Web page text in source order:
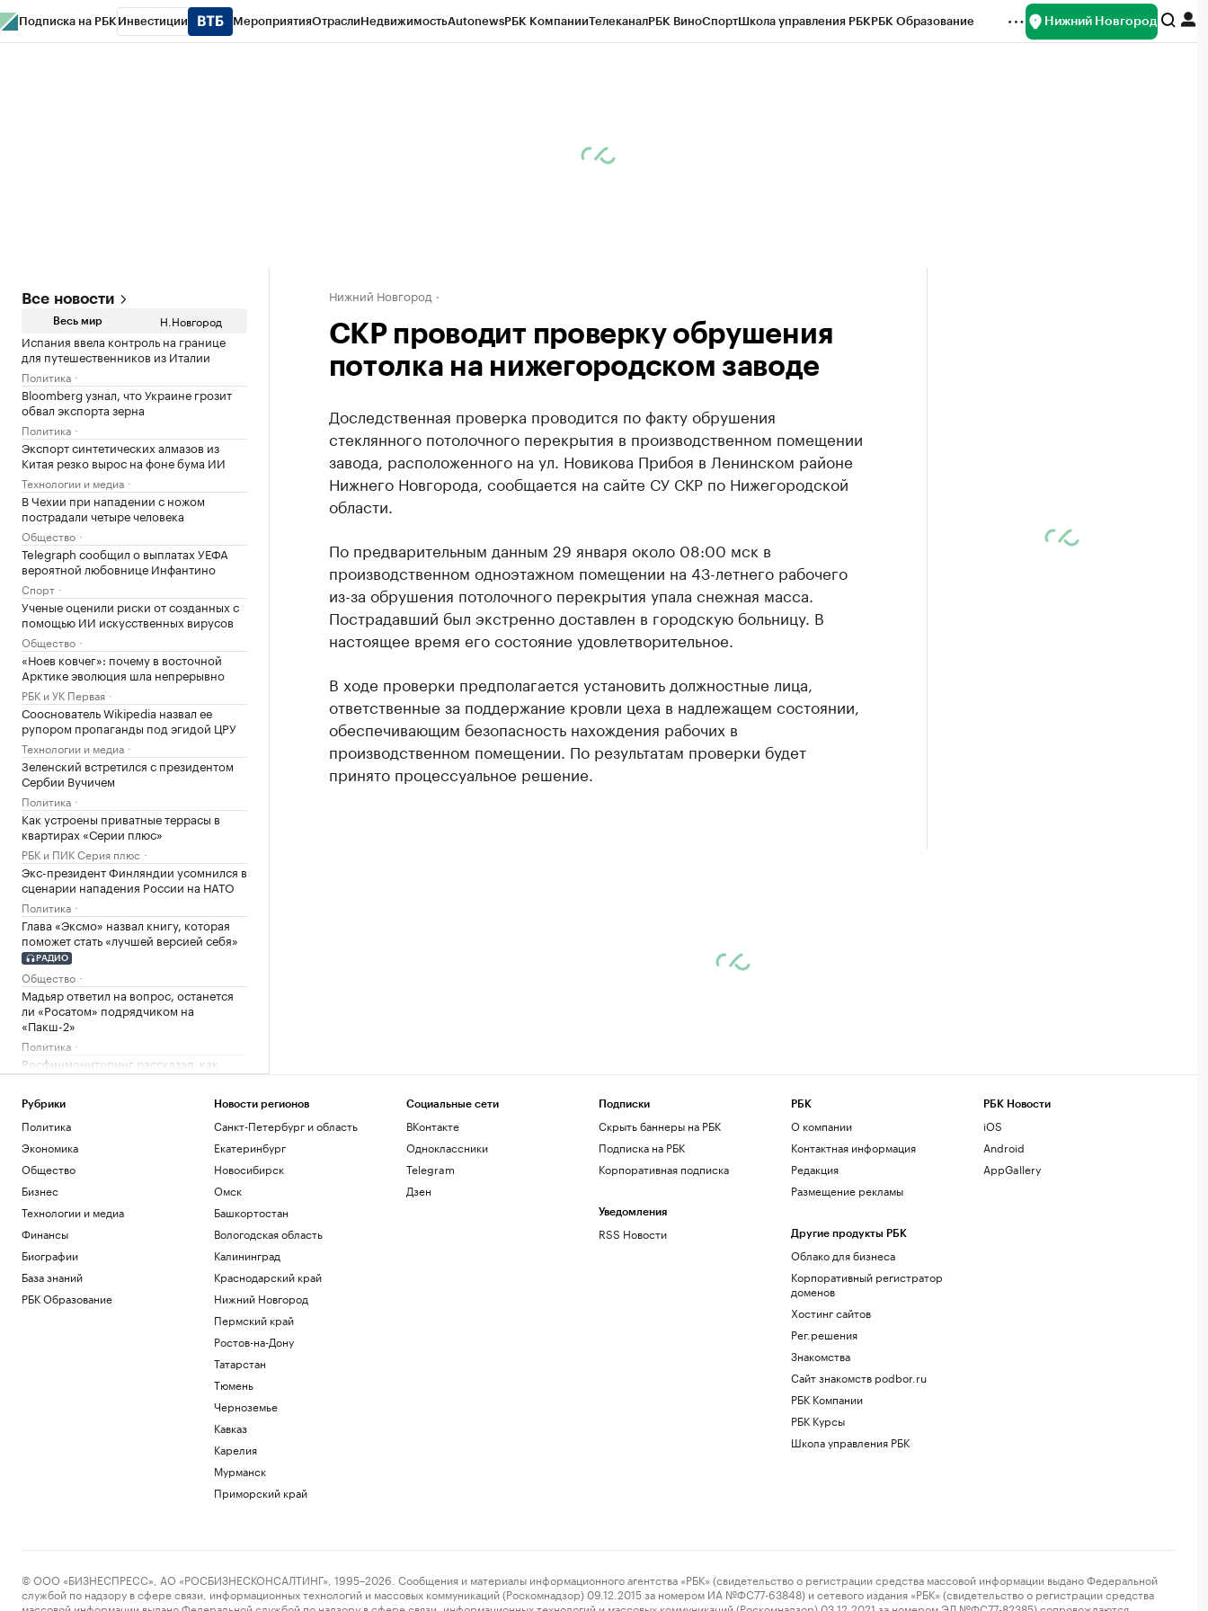
Подписка на РБК Инвестиции МероприятияОтраслиНедвижимостьAutonewsРБК КомпанииТелеканалРБК ВиноСпортШкола управления РБКРБК Образование Нижний Новгород
Все новости
Весь мир Н.Новгород
Испания ввела контроль на границе
для путешественников из Италии
Политика
Bloomberg узнал, что Украине грозит
обвал экспорта зерна
Политика
Экспорт синтетических алмазов из
Китая резко вырос на фоне бума ИИ
Технологии и медиа
В Чехии при нападении с ножом
пострадали четыре человека
Общество
Telegraph сообщил о выплатах УЕФА
вероятной любовнице Инфантино
Спорт
Ученые оценили риски от созданных с
помощью ИИ искусственных вирусов
Общество
«Ноев ковчег»: почему в восточной
Арктике эволюция шла непрерывно
РБК и УК Первая
Сооснователь Wikipedia назвал ее
рупором пропаганды под эгидой ЦРУ
Технологии и медиа
Зеленский встретился с президентом
Сербии Вучичем
Политика
Как устроены приватные террасы в
квартирах «Серии плюс»
РБК и ПИК Серия плюс
Экс-президент Финляндии усомнился в
сценарии нападения России на НАТО
Политика
Глава «Эксмо» назвал книгу, которая
поможет стать «лучшей версией себя»
РАДИО
Общество
Мадьяр ответил на вопрос, останется
ли «Росатом» подрядчиком на
«Пакш-2»
Политика
Росфинмониторинг рассказал, как
помог выявить криптомошенников в
Политика
Андреева проиграла 34-й ракетке мира
в третьем круге турнира в Торонто
Спорт
РПЦ ответила на призыв уйти из
Африки
Политика
Минпромторг сообщил об изучении
властями идей по поддержке селлеров
Бизнес
Александр Усик заявил, что у него есть
«два варианта» для прощального боя
Что такое медленная жизнь и какую
Метеоролог рассказала о погоде в
Нижний Новгород
СКР проводит проверку обрушения
потолка на нижегородском заводе
Доследственная проверка проводится по факту обрушения
стеклянного потолочного перекрытия в производственном помещении
завода, расположенного на ул. Новикова Прибоя в Ленинском районе
Нижнего Новгорода, сообщается на сайте СУ СКР по Нижегородской
области.
По предварительным данным 29 января около 08:00 мск в
производственном одноэтажном помещении на 43-летнего рабочего
из-за обрушения потолочного перекрытия упала снежная масса.
Пострадавший был экстренно доставлен в городскую больницу. В
настоящее время его состояние удовлетворительное.
В ходе проверки предполагается установить должностные лица,
ответственные за поддержание кровли цеха в надлежащем состоянии,
обеспечивающим безопасность нахождения рабочих в
производственном помещении. По результатам проверки будет
принято процессуальное решение.
Рубрики
Политика
Экономика
Общество
Бизнес
Технологии и медиа
Финансы
Биографии
База знаний
РБК Образование
Новости регионов
Санкт-Петербург и область
Екатеринбург
Новосибирск
Омск
Башкортостан
Вологодская область
Калининград
Краснодарский край
Нижний Новгород
Пермский край
Ростов-на-Дону
Татарстан
Тюмень
Черноземье
Кавказ
Карелия
Мурманск
Приморский край
Социальные сети
ВКонтакте
Одноклассники
Telegram
Дзен
Подписки
Скрыть баннеры на РБК
Подписка на РБК
Корпоративная подписка
Уведомления
RSS Новости
РБК
О компании
Контактная информация
Редакция
Размещение рекламы
Другие продукты РБК
Облако для бизнеса
Корпоративный регистратор
доменов
Хостинг сайтов
Рег.решения
Знакомства
Сайт знакомств podbor.ru
РБК Компании
РБК Курсы
Школа управления РБК
РБК Новости
iOS
Android
AppGallery
© ООО «БИЗНЕСПРЕСС», АО «РОСБИЗНЕСКОНСАЛТИНГ», 1995–2026. Сообщения и материалы информационного агентства «РБК» (свидетельство о регистрации средства массовой информации выдано Федеральной
службой по надзору в сфере связи, информационных технологий и массовых коммуникаций (Роскомнадзор) 09.12.2015 за номером ИА №ФС77-63848) и сетевого издания «РБК» (свидетельство о регистрации средства